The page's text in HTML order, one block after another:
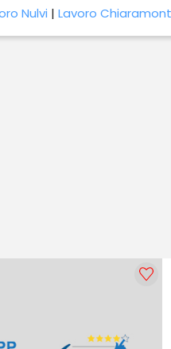
Nulvi | Lavoro